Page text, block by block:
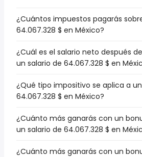
¿Cuántos impuestos pagarás
64.067.328 $ en México?
¿Cuál es el salario neto después
un salario de 64.067.328 $ en
¿Qué tipo impositivo se aplica a
64.067.328 $ en México?
¿Cuánto más ganarás con un
un salario de 64.067.328 $ en
¿Cuánto más ganarás con un